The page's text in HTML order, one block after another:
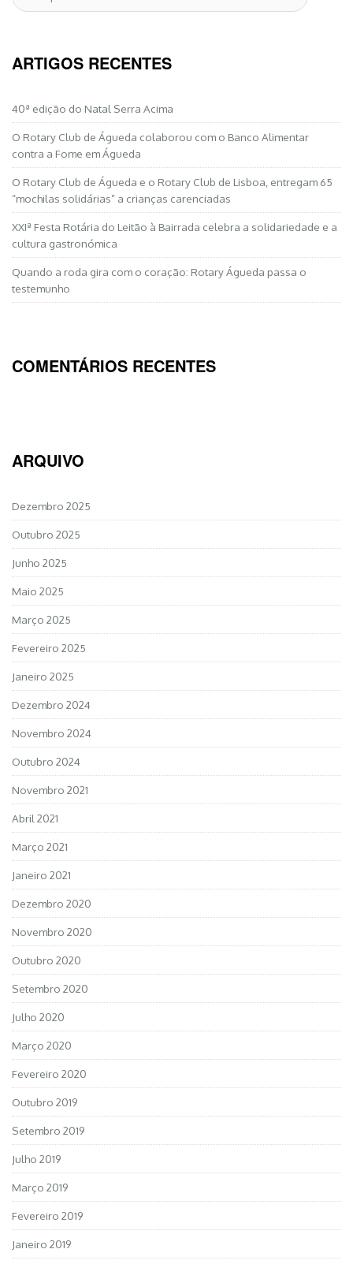
por:
ARTIGOS RECENTES
40ª edição do Natal Serra Acima
O Rotary Club de Águeda colaborou com o Banco Alimentar
contra a Fome em Águeda
O Rotary Club de Águeda e o Rotary Club de Lisboa, entregam 65
“mochilas solidárias” a crianças carenciadas
XXIª Festa Rotária do Leitão à Bairrada celebra a solidariedade e a
cultura gastronómica
Quando a roda gira com o coração: Rotary Águeda passa o
testemunho
COMENTÁRIOS RECENTES
ARQUIVO
Dezembro 2025
Outubro 2025
Junho 2025
Maio 2025
Março 2025
Fevereiro 2025
Janeiro 2025
Dezembro 2024
Novembro 2024
Outubro 2024
Novembro 2021
Abril 2021
Março 2021
Janeiro 2021
Dezembro 2020
Novembro 2020
Outubro 2020
Setembro 2020
Julho 2020
Março 2020
Fevereiro 2020
Outubro 2019
Setembro 2019
Julho 2019
Março 2019
Fevereiro 2019
Janeiro 2019